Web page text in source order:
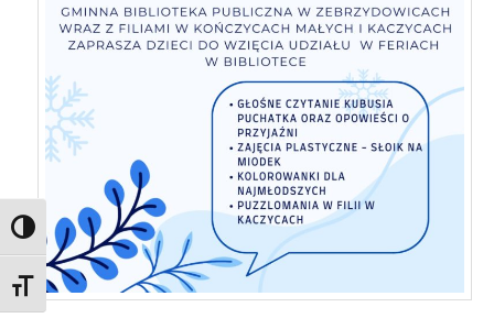
Toggle High Contrast
Toggle Font size